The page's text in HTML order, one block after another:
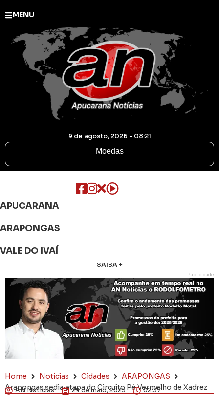
MENU
9 de agosto, 2026 - 08:21
Moedas
APUCARANA
ARAPONGAS
VALE DO IVAÍ
SAIBA +
Publicidade
Home Notícias Cidades
ARAPONGAS
Arapongas sedia etapa do Circuito Pé Vermelho de Xadrez
AN Notícias 29 de maio, 2025
02:37